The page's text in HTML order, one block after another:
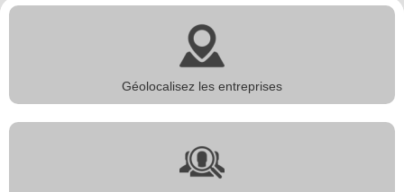
Géolocalisez les entreprises